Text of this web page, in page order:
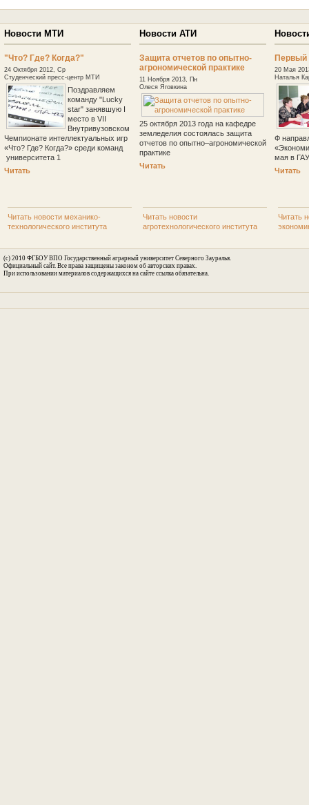
Новости МТИ
"Что? Где? Когда?"
24 Октября 2012, Ср
Студенческий пресс-центр МТИ
Поздравляем
команду "Lucky
star" занявшую I
место в VII
Внутривузовском
Чемпионате интеллектуальных игр
«Что? Где? Когда?» среди команд
университета 1
Читать
Новости АТИ
Защита отчетов по опытно-
агрономической практике
11 Ноября 2013, Пн
Олеся Яговкина
25 октября 2013 года на кафедре
земледелия состоялась защита
отчетов по опытно–агрономической
практике
Читать
Первый
20 Мая
Наталья
Ф
мая в ГАУ
Читать
Читать новости механико-
технологического института
Читать новости
агротехнологического института
Читать
(c) 2010 ФГБОУ ВПО Государственный аграрный университет Северного Зауралья.
Официальный сайт. Все права защищены законом об авторских правах.
При использовании материалов содержащихся на сайте ссылка обязательна.